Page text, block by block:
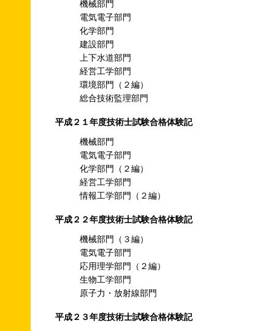
機械部門
電気電子部門
化学部門
建設部門
上下水道部門
経営工学部門
環境部門（２編）
総合技術監理部門
平成２１年度技術士試験合格体験記
機械部門
電気電子部門
化学部門（２編）
経営工学部門
情報工学部門（２編）
平成２２年度技術士試験合格体験記
機械部門（３編）
電気電子部門
応用理学部門（２編）
生物工学部門
原子力・放射線部門
平成２３年度技術士試験合格体験記